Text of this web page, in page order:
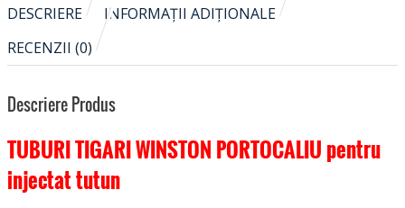
DESCRIERE
INFORMAȚII ADIȚIONALE
RECENZII (0)
Descriere Produs
TUBURI TIGARI WINSTON PORTOCALIU pentru
injectat tutun